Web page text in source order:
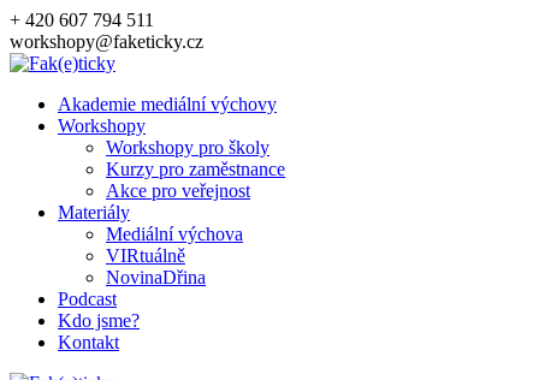
Přeskočit
na
obsah
+ 420 607 794 511
workshopy@faketicky.cz
Akademie mediální výchovy
Workshopy
Workshopy pro školy
Kurzy pro zaměstnance
Akce pro veřejnost
Materiály
Mediální výchova
VIRtuálně
NovinaDřina
Podcast
Kdo jsme?
Kontakt